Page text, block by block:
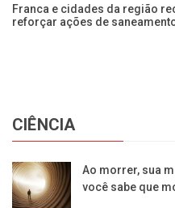
Franca e cidades da região
reforçar ações de
CIÊNCIA
Ao morrer, sua
você sabe que